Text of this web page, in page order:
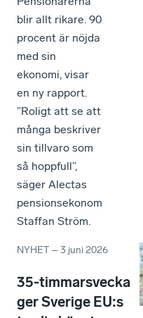
blir allt rikare. 90
procent är nöjda
med sin
ekonomi, visar
en ny rapport.
”Roligt att se att
många beskriver
sin tillvaro som
så hoppfull”,
säger Alectas
pensionsekonom
Staffan Ström.
NYHET –3 juni 2026
35-timmarsvecka
ger Sverige EU:s